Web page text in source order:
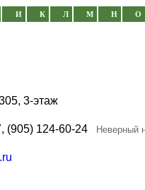
И К Л М Н О
3-этаж
(905) 124-60-24 Неверный